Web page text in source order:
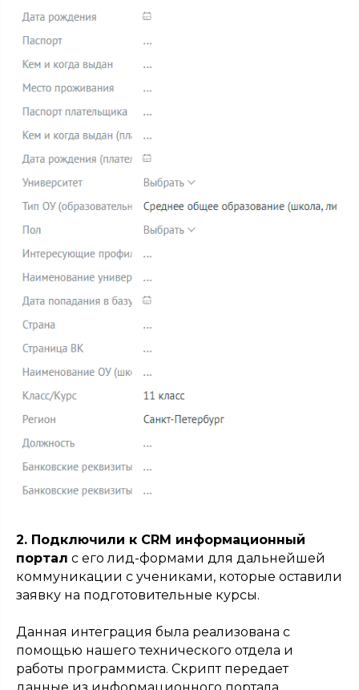
2. Подключили к CRM информационный
портал с его лид-формами для дальнейшей
коммуникации с учениками, которые оставили
заявку на подготовительные курсы.
Данная интеграция была реализована с
помощью нашего технического отдела и
работы программиста. Скрипт передает
Контакты:
+7 (863) 333-30-50
info@reon.pro
344002, г. Ростов-на-Дону,
ул. Социалистическая 74, офис 203-1